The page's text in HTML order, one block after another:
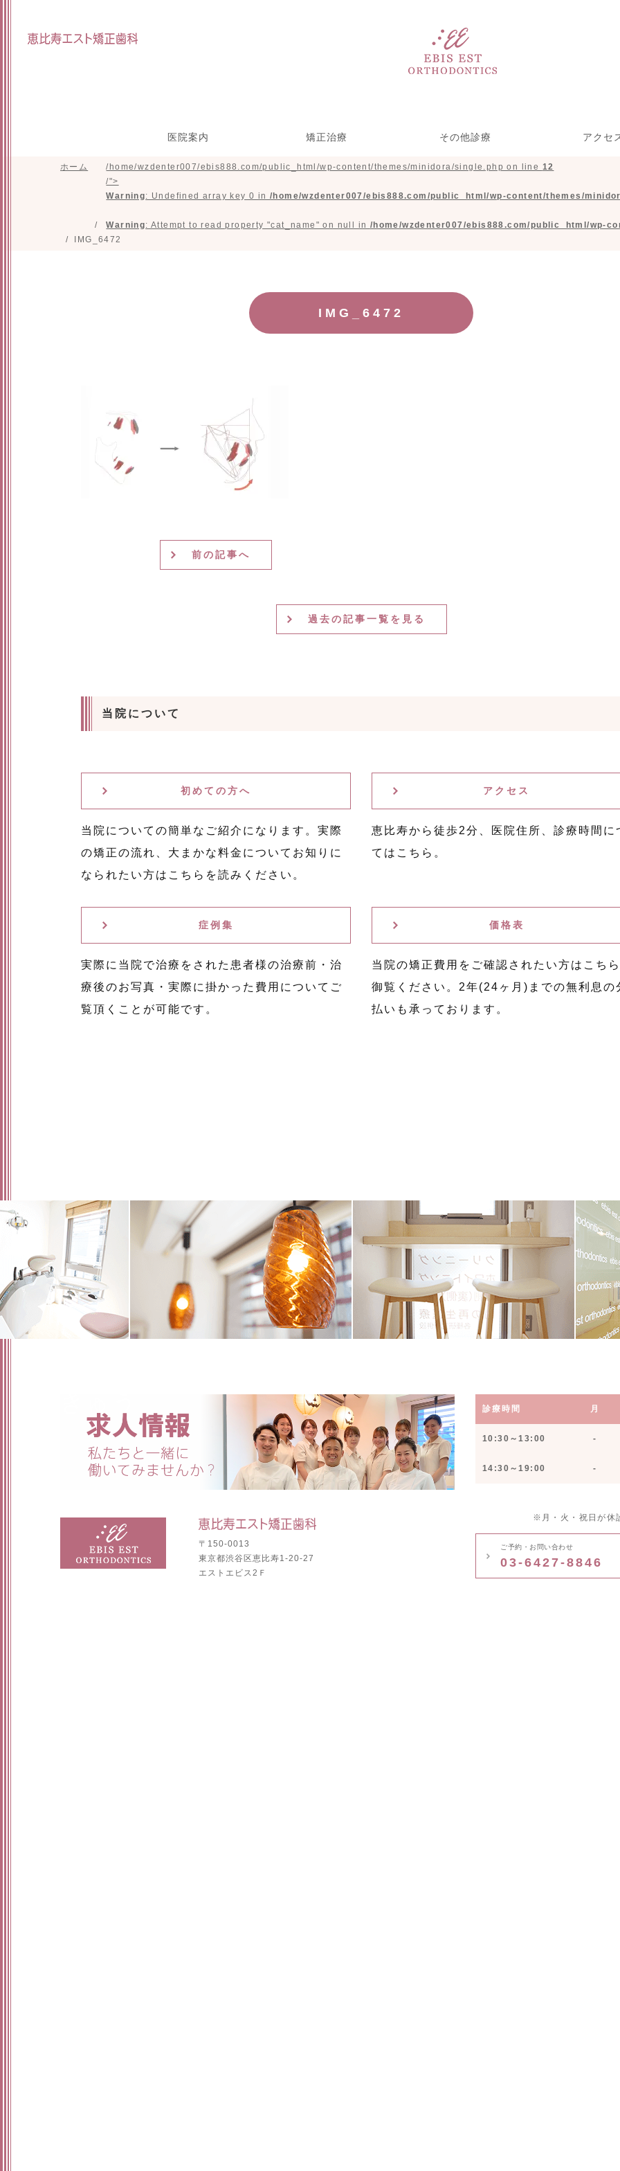
医院案内
スタッフ紹介
院長インタビュー
施設紹介
研修参加実績
矯正治療
目立たない矯正リンガル矯
マウスピース型装置による
小児矯正歯科
矯正の治療期間を短くする
部分矯正
その他診療
ホワイトニング＆クリーニ
一般歯科(虫歯治療)
歯をきれいにする治療
アクセ
ホーム /home/wzdenter007/ebis888.com/public_html/wp-content/themes/minidora/single.php on line 12
/">
Warning: Undefined array key 0 in/home/wzdenter007/ebis888.com/public_html/wp-content/themes/
Warning: Attempt to read property "cat_name" on null in /home/wzdenter007/ebis888.com/public_html/wp-
IMG_6472
IMG_6472
前の記事へ
過去の記事一覧を見る
当院について
初めての方へ
当院についての簡単なご紹介になります。実際
の矯正の流れ、大まかな料金についてお知りに
なられたい方はこちらを読みください。
アクセス
恵比寿から徒歩2分、医院住所、診療時間に
てはこちら。
症例集
実際に当院で治療をされた患者様の治療前・治
療後のお写真・実際に掛かった費用についてご
覧頂くことが可能です。
価格表
当院の矯正費用をご確認されたい方はこち
御覧ください。2年(24ヶ月)までの無利息の
払いも承っております。
〒150-0013
東京都渋谷区恵比寿1-20-27
エストエビス2Ｆ
診療時間 月
10:30～13:00 -
14:30～19:00 -
※月・火・祝日が休
ご予約・お問い合わせ
03-6427-8846